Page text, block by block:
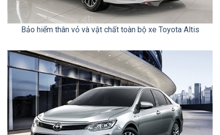
Bảo hiểm thân vỏ và vật chất toàn bộ xe Toyota Altis